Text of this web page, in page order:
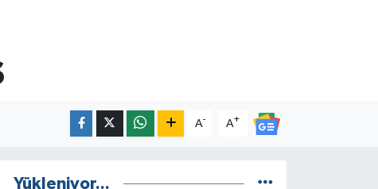
A- A+
Yükleniyor...